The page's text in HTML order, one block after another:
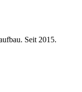
Seit 2015.